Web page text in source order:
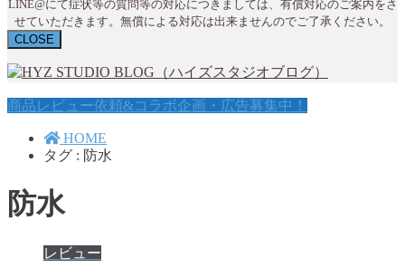
LINE@にて症状等の質問等の対応につきましては、有償対応のご案内をさ
せていただきます。無償による対応は出来ませんのでご了承ください。
CLOSE
商品レビュー依頼&コラボ企画・広告募集中！
HOME
タグ : 防水
防水
レビュー